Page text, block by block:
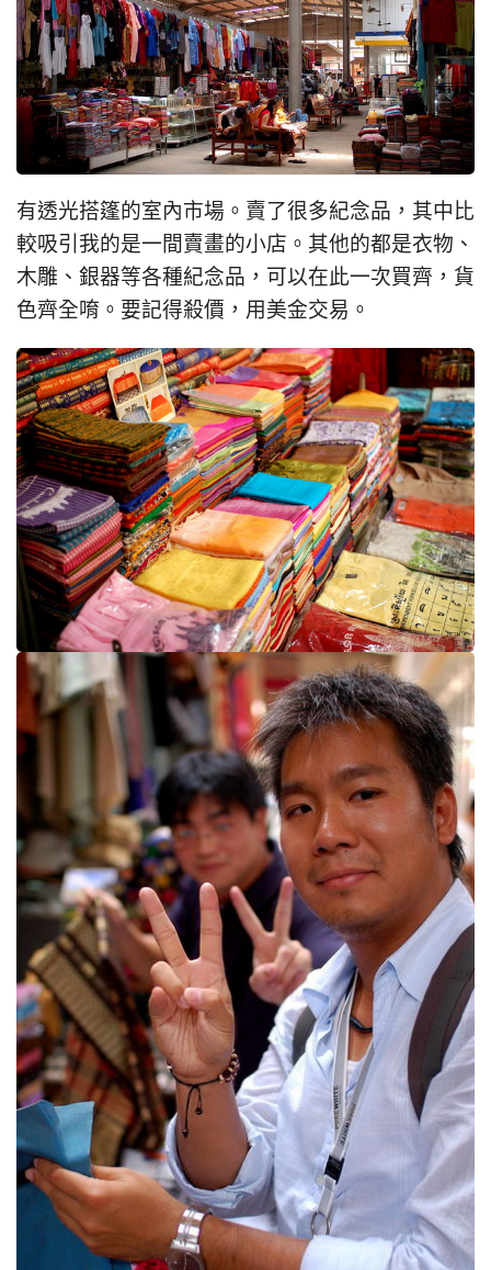
有透光搭篷的室內市場。賣了很多紀念品，其中比
較吸引我的是一間賣畫的小店。其他的都是衣物、
木雕、銀器等各種紀念品，可以在此一次買齊，貨
色齊全唷。要記得殺價，用美金交易。